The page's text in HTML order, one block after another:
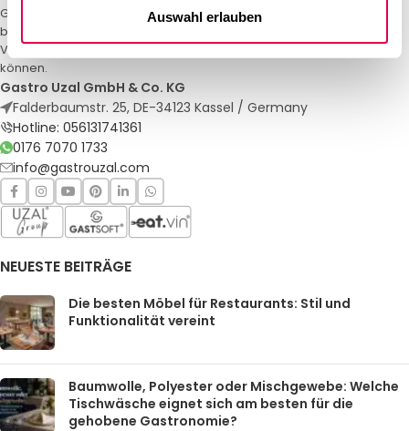
Auswahl erlauben
Gastro Uzal – Ihr Spezialist für Gastronomiemöbel und -textilien. Wir
bieten maßgeschneiderte Lösungen für Restaurants, Hotels und
Veranstaltungen. Qualität und Service, auf die Sie sich verlassen
können.
Gastro Uzal GmbH & Co. KG
Falderbaumstr. 25, DE-34123 Kassel / Germany
Hotline: 056131741361
0176 7070 1733
info@gastrouzal.com
NEUESTE BEITRÄGE
Die besten Möbel für Restaurants: Stil und
Funktionalität vereint
Baumwolle, Polyester oder Mischgewebe: Welche
Tischwäsche eignet sich am besten für die
gehobene Gastronomie?